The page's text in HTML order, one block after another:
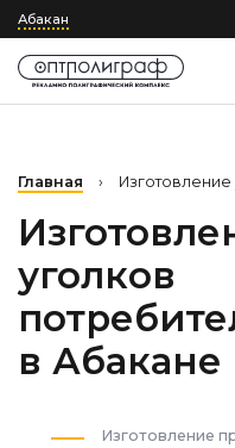
Абакан
Главная ›
уголков
в Абакане
Изготовление